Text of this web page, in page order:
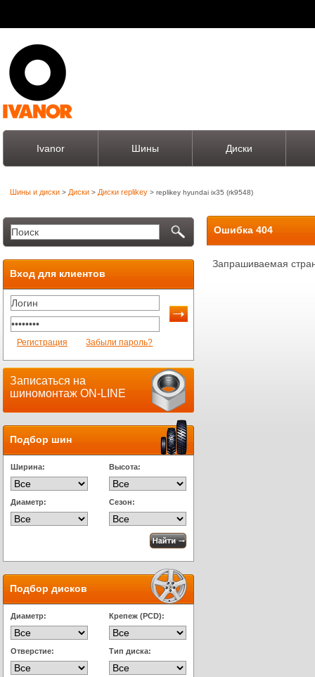
Ivanor Шины Диски
Шины и диски > Диски > Диски replikey > replikey hyundai ix35 (rk9548)
Вход для клиентов
Регистрация Забыли пароль?
Записаться на
шиномонтаж ON-LINE
Подбор шин
Ширина: Высота:
Диаметр: Сезон:
Подбор дисков
Диаметр: Крепеж (PCD):
Отверстие: Тип диска:
Ошибка 404
Запрашиваемая